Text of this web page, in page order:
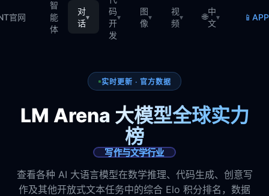
官网
智
能
体
对
话
▾
码
开
发
▾
图
像
▾
视
频
▾ 🌐
中
文
▾ 📱
实时更新 · 官方数据
LM Arena 大模型全球实力
榜
写作与文学行业
查看各种 AI 大语言模型在数学推理、代码生成、创意写
作及其他开放式文本任务中的综合 Elo 积分排名，数据